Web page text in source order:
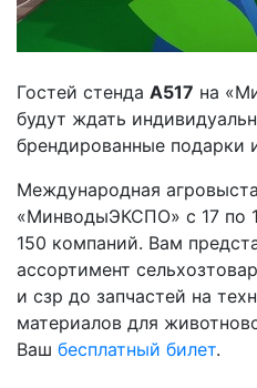
Гостей стенда А517 на
будут ждать
брендированные подарки
Международная
«МинводыЭКСПО» с 17 по
150 компаний. Вам
ассортимент
и сзр до запчастей на
материалов для
Ваш бесплатный билет.